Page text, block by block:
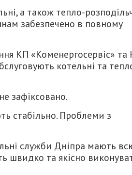
а також тепло-
забезпечено в повному
КП «Коменергосервіс» та
котельні та
зафіксовано.
стабільно. Проблеми з
служби Дніпра мають
швидко та якісно